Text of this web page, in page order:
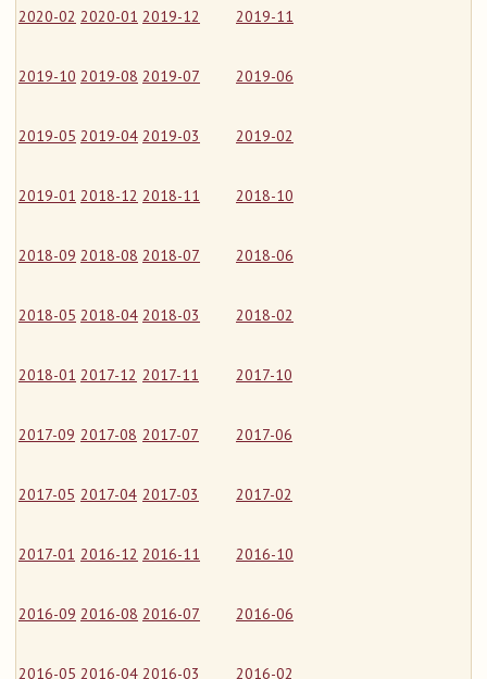
2020-02 2020-01 2019-12 2019-11
2019-10 2019-08 2019-07 2019-06
2019-05 2019-04 2019-03 2019-02
2019-01 2018-12 2018-11 2018-10
2018-09 2018-08 2018-07 2018-06
2018-05 2018-04 2018-03 2018-02
2018-01 2017-12 2017-11 2017-10
2017-09 2017-08 2017-07 2017-06
2017-05 2017-04 2017-03 2017-02
2017-01 2016-12 2016-11 2016-10
2016-09 2016-08 2016-07 2016-06
2016-05 2016-04 2016-03 2016-02